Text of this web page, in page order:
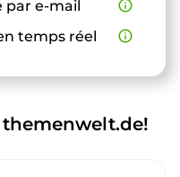
par e-mail
info_outline
temps réel info_outline